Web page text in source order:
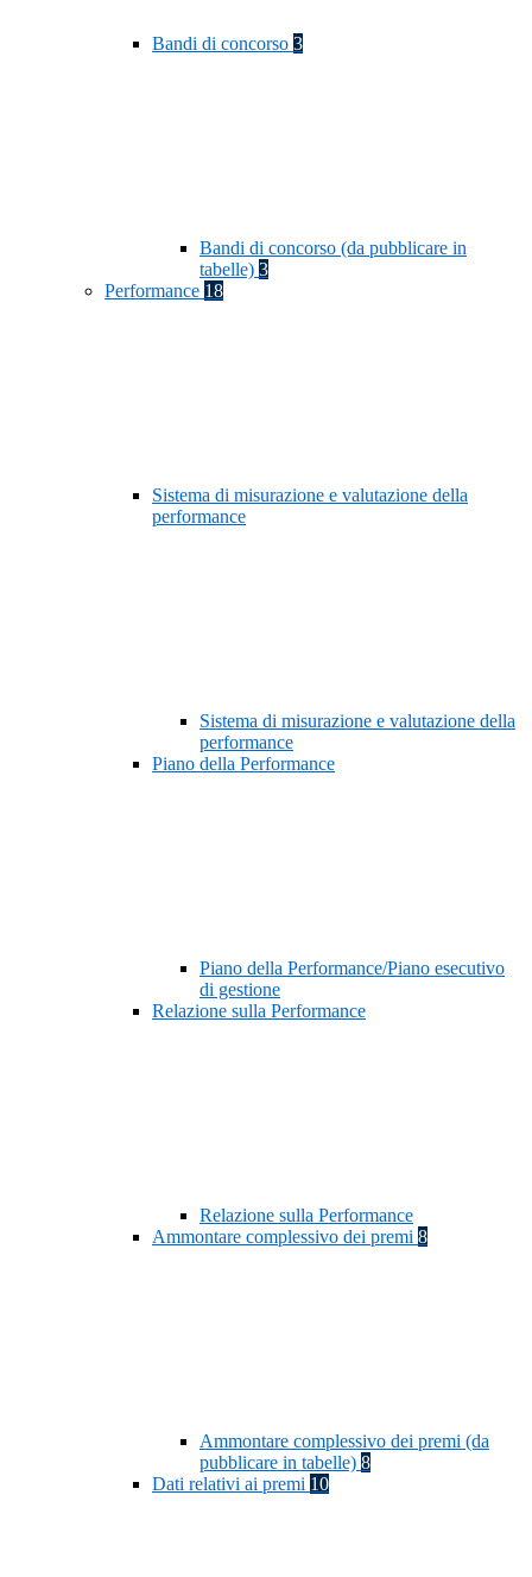
Bandi di concorso 3
Bandi di concorso (da pubblicare in
tabelle) 3
Performance 18
Sistema di misurazione e valutazione della
performance
Sistema di misurazione e valutazione della
performance
Piano della Performance
Piano della Performance/Piano esecutivo
di gestione
Relazione sulla Performance
Relazione sulla Performance
Ammontare complessivo dei premi 8
Ammontare complessivo dei premi (da
pubblicare in tabelle) 8
Dati relativi ai premi 10